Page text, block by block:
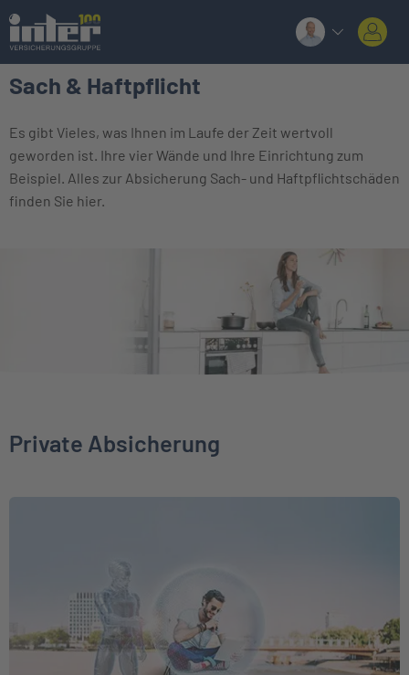
Sach & Haftpflicht
Es gibt Vieles, was Ihnen im Laufe der Zeit wertvoll
geworden ist. Ihre vier Wände und Ihre Einrichtung zum
Beispiel. Alles zur Absicherung Sach- und Haftpflichtschäden
finden Sie hier.
Private Absicherung